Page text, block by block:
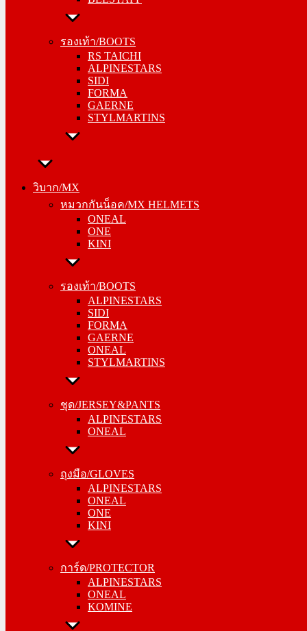
รองเท้า/BOOTS
RS TAICHI
ALPINESTARS
SIDI
FORMA
GAERNE
STYLMARTINS
วิบาก/MX
หมวกกันน็อค/MX HELMETS
ONEAL
ONE
KINI
รองเท้า/BOOTS
ALPINESTARS
SIDI
FORMA
GAERNE
ONEAL
STYLMARTINS
ชุด/JERSEY&PANTS
ALPINESTARS
ONEAL
ถุงมือ/GLOVES
ALPINESTARS
ONEAL
ONE
KINI
การ์ด/PROTECTOR
ALPINESTARS
ONEAL
KOMINE
รองเท้า/BOOTS
ALPINESTARS
SIDI
FORMA
GAERNE
STYLMARTINS
วิบาก/MX
ONE
KINI
รองเท้า/BOOTS
SIDI
FORMA
GAERNE
ONEAL
STYLMARTINS
ชุด/JERSEY&PANTS
ONEAL
ถุงมือ/GLOVES
ONEAL
ONE
KINI
การ์ด/PROTECTOR
ONEAL
KOMINE
ถุงเท้า/SOCKS